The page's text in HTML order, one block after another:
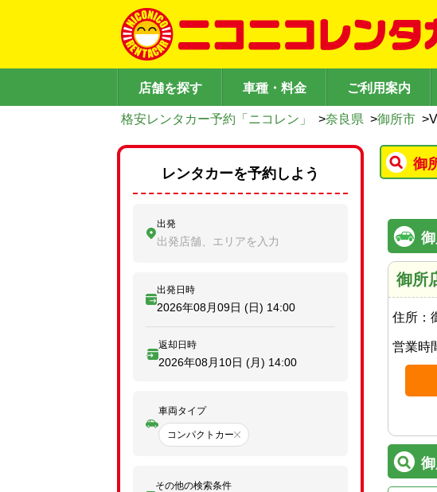
店舗を探す 車種・料金 ご利用案内
格安レンタカー予約「ニコレン」 >奈良県 >御所市 >
御
御所
住所：
営業時
レンタカーを予約しよう
出発
出発店舗、エリアを入力
出発日時
2026年08月09日 (日) 14:00
返却日時
2026年08月10日 (月) 14:00
車両タイプ
コンパクトカー
その他の検索条件